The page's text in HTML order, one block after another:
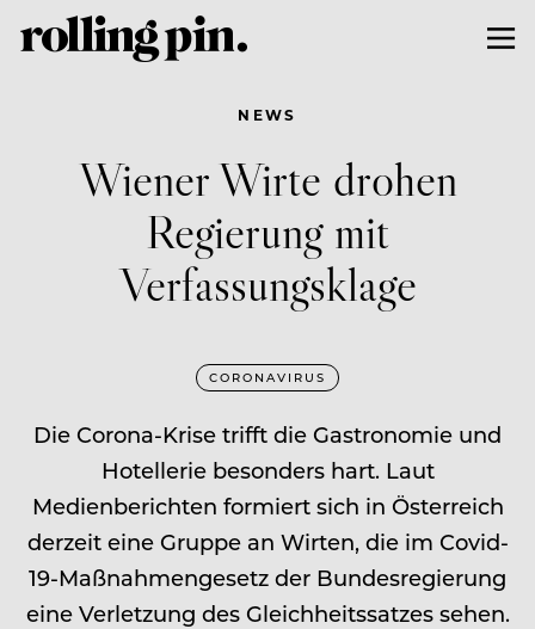
NEWS
Wiener Wirte drohen
Regierung mit
Verfassungsklage
CORONAVIRUS
Die Corona-Krise trifft die Gastronomie und
Hotellerie besonders hart. Laut
Medienberichten formiert sich in Österreich
derzeit eine Gruppe an Wirten, die im Covid-
19-Maßnahmengesetz der Bundesregierung
eine Verletzung des Gleichheitssatzes sehen.